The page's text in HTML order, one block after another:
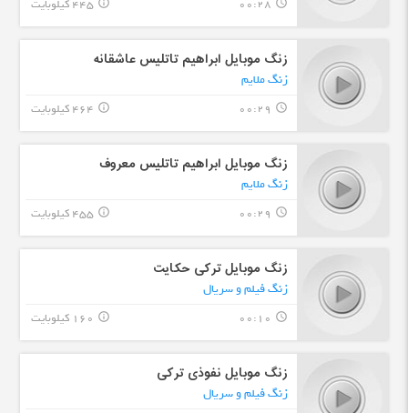
query_builder
00:28 445 کیلوبایت info_outline
زنگ موبایل ابراهیم تاتلیس عاشقانه
زنگ ملایم
query_builder
00:29 464 کیلوبایت info_outline
زنگ موبایل ابراهیم تاتلیس معروف
زنگ ملایم
query_builder
00:29 455 کیلوبایت info_outline
زنگ موبایل ترکی حکایت
زنگ فیلم و سریال
query_builder
00:10 160 کیلوبایت info_outline
زنگ موبایل نفوذی ترکی
زنگ فیلم و سریال